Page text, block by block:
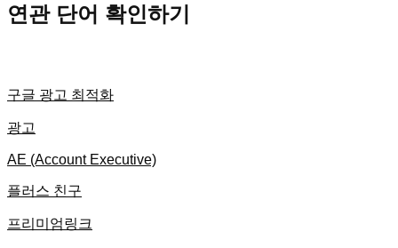
연관 단어 확인하기
구글 광고 최적화
광고
AE (Account Executive)
플러스 친구
프리미엄링크